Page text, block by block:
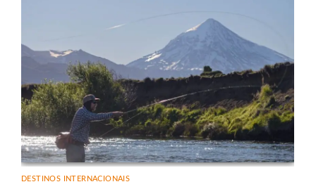
DESTINOS INTERNACIONAIS